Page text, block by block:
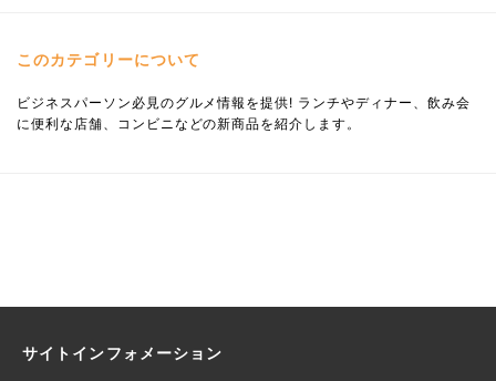
このカテゴリーについて
ビジネスパーソン必見のグルメ情報を提供! ランチやディナー、飲み会
に便利な店舗、コンビニなどの新商品を紹介します。
サイトインフォメーション